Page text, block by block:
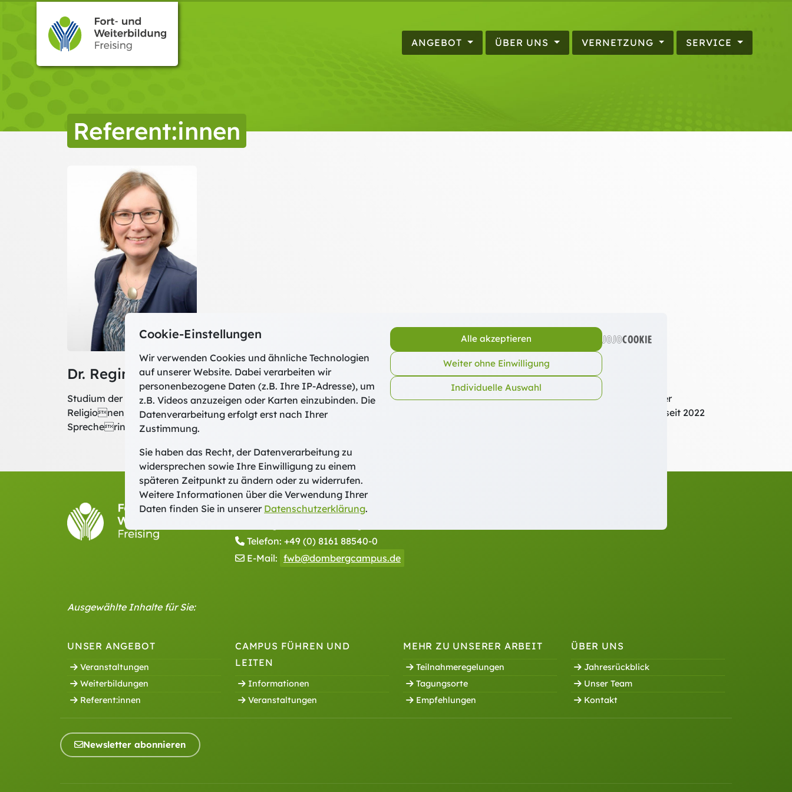
ANGEBOT ÜBER UNS VERNETZUNG SERVICE
Referent:innen
Dr. Regina Wildgruber, Osnabrück
Studium der Philosophie, Theologie und Psychologie in München, Jerusalem und Münster; 2008-2013 Beauftragte für den Dialog der
Religionen; seit 2014 Beauftragte für Weltkirche und Leiterin des Programms Freiwillige Dienste im Ausland im Bistum Osnabrück, seit 2022
Sprecherin der Konferenz der Diözesanverantwortlichen Weltkirche (KDW)
Fort- und Weiterbildung Freising
Telefon: +49 (0) 8161 88540-0
E-Mail: fwb@dombergcampus.de
Ausgewählte Inhalte für Sie:
UNSER ANGEBOT
Veranstaltungen
Weiterbildungen
Referent:innen
CAMPUS FÜHREN UND
LEITEN
Informationen
Veranstaltungen
MEHR ZU UNSERER ARBEIT
Teilnahmeregelungen
Tagungsorte
Empfehlungen
ÜBER UNS
Jahresrückblick
Unser Team
Kontakt
Newsletter abonnieren
Cookie-Einstellungen
Wir verwenden Cookies und ähnliche Technologien
auf unserer Website. Dabei verarbeiten wir
personenbezogene Daten (z.B. Ihre IP-Adresse), um
z.B. Videos anzuzeigen oder Karten einzubinden. Die
Datenverarbeitung erfolgt erst nach Ihrer
Zustimmung.
Sie haben das Recht, der Datenverarbeitung zu
widersprechen sowie Ihre Einwilligung zu einem
späteren Zeitpunkt zu ändern oder zu widerrufen.
Weitere Informationen über die Verwendung Ihrer
Daten finden Sie in unserer Datenschutzerklärung.
Alle akzeptieren
Weiter ohne Einwilligung
Individuelle Auswahl